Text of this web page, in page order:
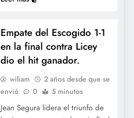
Empate del Escogido 1-1
en la final contra Licey
dio el hit ganador.
wiliam
2 años desde que se
envió
0 5 minutos
Jean Segura lidera el triunfo de